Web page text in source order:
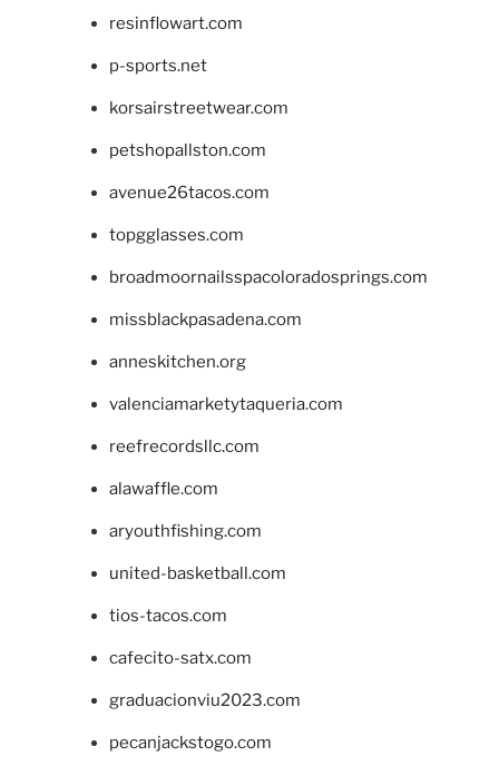
resinflowart.com
p-sports.net
korsairstreetwear.com
petshopallston.com
avenue26tacos.com
topgglasses.com
broadmoornailsspacoloradosprings.com
missblackpasadena.com
anneskitchen.org
valenciamarketytaqueria.com
reefrecordsllc.com
alawaffle.com
aryouthfishing.com
united-basketball.com
tios-tacos.com
cafecito-satx.com
graduacionviu2023.com
pecanjackstogo.com